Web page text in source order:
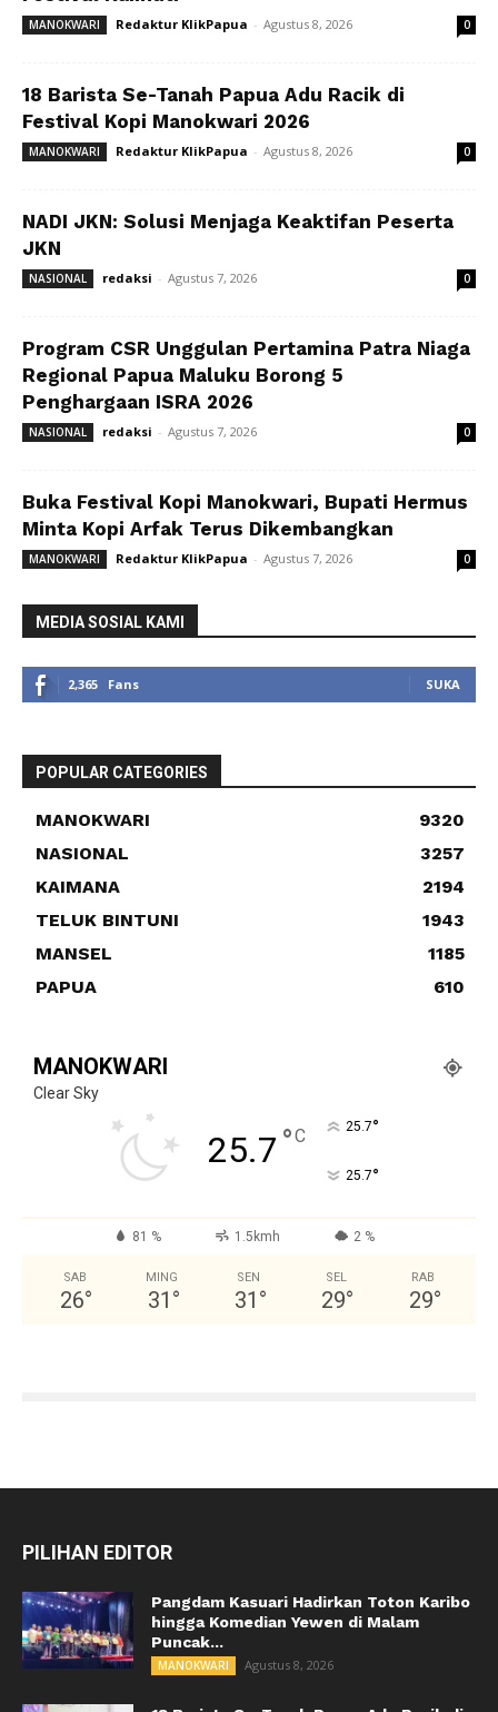
MANOKWARI Redaktur KlikPapua - Agustus 8, 2026 0
18 Barista Se-Tanah Papua Adu Racik di
Festival Kopi Manokwari 2026
MANOKWARI Redaktur KlikPapua - Agustus 8, 2026 0
NADI JKN: Solusi Menjaga Keaktifan Peserta
JKN
NASIONAL redaksi - Agustus 7, 2026 0
Program CSR Unggulan Pertamina Patra Niaga
Regional Papua Maluku Borong 5
Penghargaan ISRA 2026
NASIONAL redaksi - Agustus 7, 2026 0
Buka Festival Kopi Manokwari, Bupati Hermus
Minta Kopi Arfak Terus Dikembangkan
MANOKWARI Redaktur KlikPapua - Agustus 7, 2026 0
MEDIA SOSIAL KAMI
2,365 Fans SUKA
POPULAR CATEGORIES
MANOKWARI
9320
NASIONAL
3257
KAIMANA
2194
TELUK BINTUNI
1943
MANSEL
1185
PAPUA
610
MANOKWARI
Clear Sky
25.7 °C 25.7°
25.7°
81 % 1.5kmh 2 %
SAB
26°
MING
31 °
SEN
31 °
SEL
29°
RAB
29°
PILIHAN EDITOR
Pangdam Kasuari Hadirkan Toton Karibo
hingga Komedian Yewen di Malam
Puncak...
MANOKWARI Agustus 8, 2026